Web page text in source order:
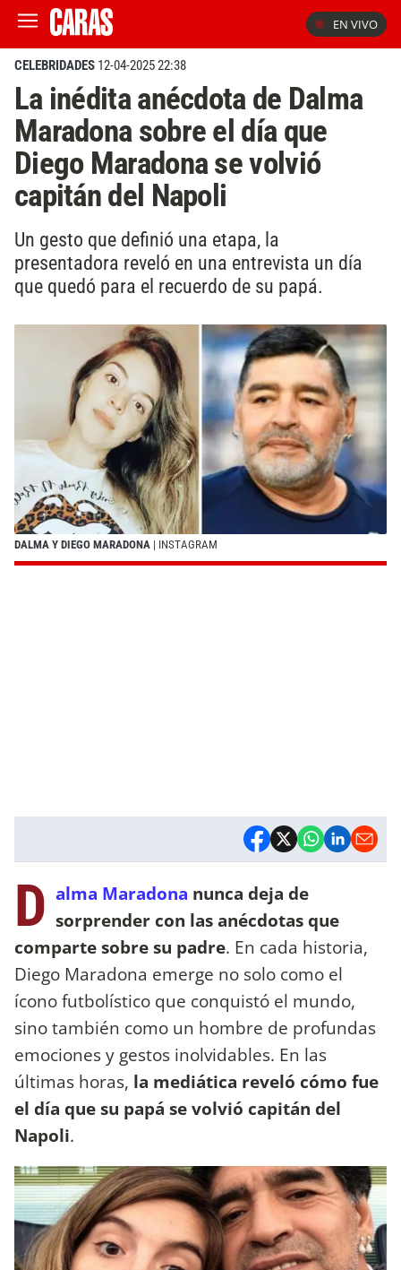
EN VIVO
CELEBRIDADES 12-04-2025 22:38
La inédita anécdota de Dalma
Maradona sobre el día que
Diego Maradona se volvió
capitán del Napoli
Un gesto que definió una etapa, la
presentadora reveló en una entrevista un día
que quedó para el recuerdo de su papá.
DALMA Y DIEGO MARADONA | INSTAGRAM
D alma Maradona nunca deja de
sorprender con las anécdotas que
comparte sobre su padre. En cada historia,
Diego Maradona emerge no solo como el
ícono futbolístico que conquistó el mundo,
sino también como un hombre de profundas
emociones y gestos inolvidables. En las
últimas horas, la mediática reveló cómo fue
el día que su papá se volvió capitán del
Napoli.